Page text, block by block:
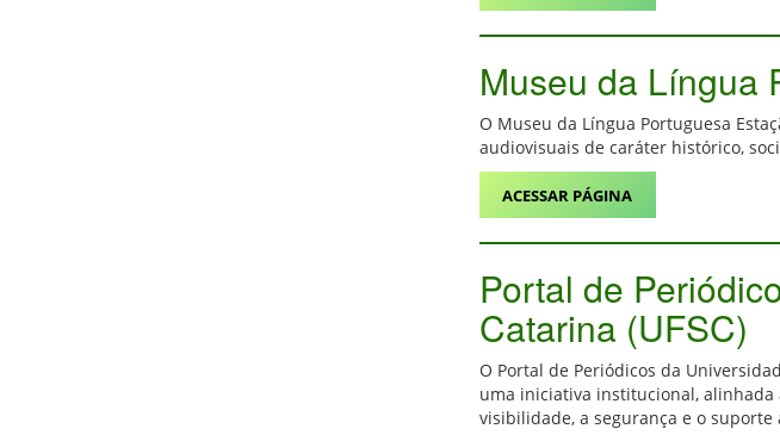
Museu da Língua
O Museu da Língua Portuguesa
audiovisuais de caráter histórico,
ACESSAR PÁGINA
Portal de
Catarina (UFSC)
O Portal de Periódicos da
uma iniciativa institucional, alinhada
visibilidade, a segurança e o